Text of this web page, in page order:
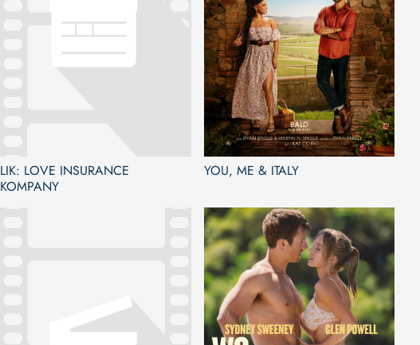
LIK: LOVE INSURANCE
KOMPANY
YOU, ME & ITALY